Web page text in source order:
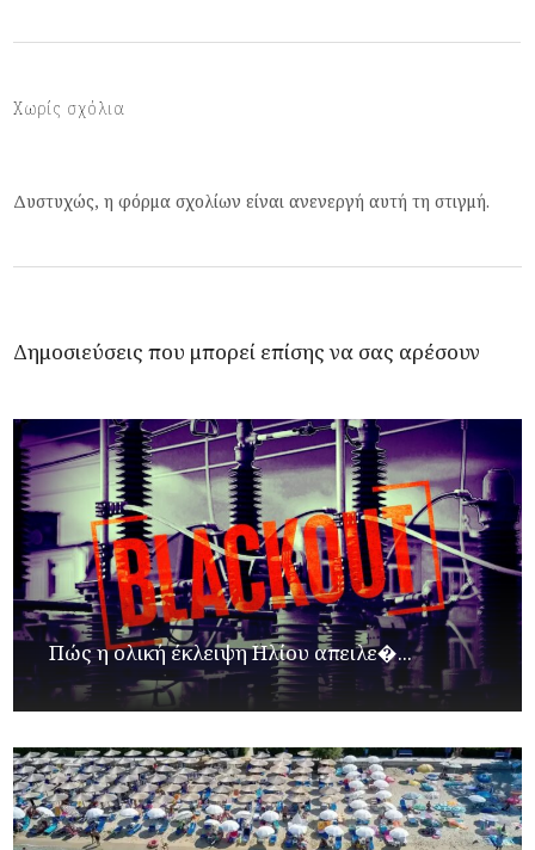
Χωρίς σχόλια
Δυστυχώς, η φόρμα σχολίων είναι ανενεργή αυτή τη στιγμή.
Δημοσιεύσεις που μπορεί επίσης να σας αρέσουν
Πώς η ολική έκλειψη Ηλίου απειλε�...